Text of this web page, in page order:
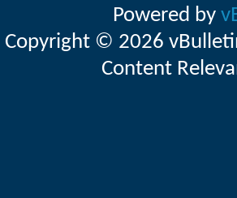
Powered by
Copyright © 2026
Content